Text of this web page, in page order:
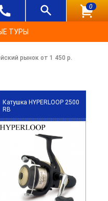
0
ТУРЫ
рынок от 1 450 р.
Катушка HYPERLOOP 2500
RB